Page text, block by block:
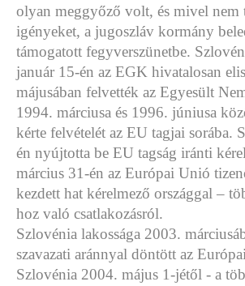
olyan meggyőző volt, és mivel nem
igényeket, a jugoszláv kormány
támogatott fegyverszünetbe.
január 15-én az EGK hivatalosan
májusában felvették az Egyesült
1994. márciusa és 1996. júniusa
kérte felvételét az EU tagjai
én nyújtotta be EU tagság iránti
március 31-én az Európai Unió
kezdett hat kérelmező országgal –
hoz való csatlakozásról.
Szlovénia lakossága 2003.
szavazati aránnyal döntött az
Szlovénia 2004. május 1-jétől - a